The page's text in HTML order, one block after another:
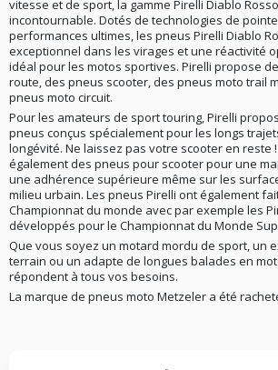
esthétique à votre moto.
la longévité.
lePirelli Angel STet qui a pour but d’optimiser
afin d’améliorer les performances du pneu.
sur lePirelli Diablo Rosso Corsa , la technologie
Shaping) qui permet une maximisation de la
pour un meilleur comportement sur l’angle et
confiance pour ré-accélérer en sortie de virage.
certains modèles
(Functional Groove Design) offrant de bonnes
(proche d’un pneu racing slick) et un contrôle
mouillée. On retrouve également dans la
pneumatiques bi-gommes, développés pour
maximale en virage tout en gardant une
plus dure sur la bande de roulement et plus
retrouve cette technologie sur le Pirelli Diablo
Pneu moto compétition
Les pneumatiques Moto Pirelli sont parmi les
preuve, les victoires du manufacturier dans
compétitions, comme la victoire aux 24h du
championnats du monde des Rallyes tout terrain
d’or en 2012 avec le team Kawasaki-SRC Pirelli
segment de la moto et propose une large
vitesse et de sport, la gamme Pirelli Diablo
incontournable. Dotés de technologies de
performances ultimes, les pneus Pirelli Diablo
exceptionnel dans les virages et une réactivité
idéal pour les motos sportives. Pirelli propose
route, des pneus scooter, des pneus moto trail
pneus moto circuit.
Pour les amateurs de sport touring, Pirelli
pneus conçus spécialement pour les longs
longévité. Ne laissez pas votre scooter en reste
également des pneus pour scooter pour une
une adhérence supérieure même sur les
milieu urbain. Les pneus Pirelli ont également
Championnat du monde avec par exemple les
développés pour le Championnat du Monde
Que vous soyez un motard mordu de sport, un
terrain ou un adapte de longues balades en
répondent à tous vos besoins.
La marque de pneus moto Metzeler a été